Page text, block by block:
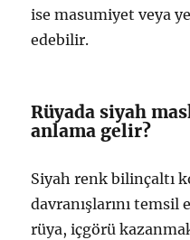
ise masumiyet veya
edebilir.
Rüyada siyah
anlama gelir?
Siyah renk bilinçaltı
davranışlarını
rüya, içgörü